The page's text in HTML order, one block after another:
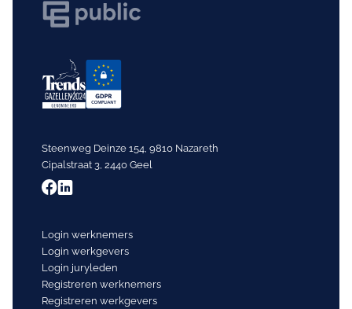
Steenweg Deinze 154, 9810 Nazareth
Cipalstraat 3, 2440 Geel
Login werknemers
Login werkgevers
Login juryleden
Registreren werknemers
Registreren werkgevers